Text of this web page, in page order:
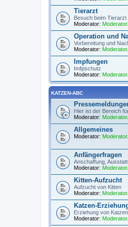
Tierarzt
Besuch beim Tierarzt
Moderator:
Operation und
Vorbereitung und
Moderator:
Impfungen
Imfpschutz
Moderator:
KATZEN-ABC
Hier ist der Bereich
Moderator:
Allgemeines
Moderator:
Anfängerfragen
Anschaffung,
Moderator:
Kitten-Aufzucht
Aufzucht von Kitten
Moderator:
Katzen-
Erziehung von Katzen
Moderator: